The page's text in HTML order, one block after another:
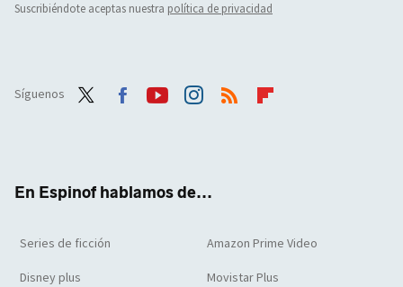
Suscribiéndote aceptas nuestra política de privacidad
Síguenos
En Espinof hablamos de...
Series de ficción Amazon Prime Video
Disney plus Movistar Plus